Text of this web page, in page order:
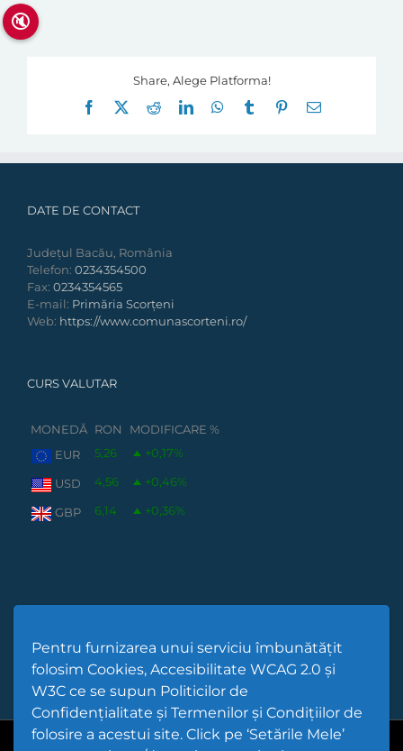
Pentru furnizarea unui serviciu îmbunătățit
folosim Cookies, Accesibilitate WCAG 2.0 și
W3C ce se supun Politicilor de
Confidențialitate și Termenilor și Condițiilor de
folosire a acestui site. Click pe ‘Setările Mele’
Share, Alege Platforma!
Facebook
RedditLinkedInWhatsApp
Tumblr Pinterest
E-
DATE DE CONTACT
Județul Bacău, România
Telefon: 0234354500
Fax: 0234354565
E-mail: Primăria Scorțeni
Web: https://www.comunascorteni.ro/
CURS VALUTAR
MONEDĂ RON
MODIFICARE %
EUR
5,26 +0,17%
USD 4,56 +0,46%
GBP 6,14 +0,36%
Cod Județ 4 | Județul Bacău | Tipul UAT - 14 - C - Comună |
🔇